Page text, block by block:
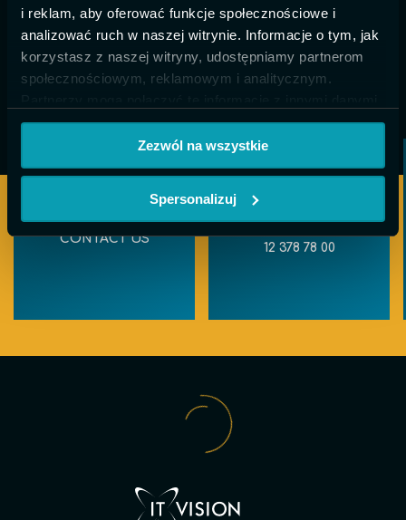
i reklam, aby oferować funkcje społecznościowe i
analizować ruch w naszej witrynie. Informacje o tym, jak
korzystasz z naszej witryny, udostępniamy partnerom
społecznościowym, reklamowym i analitycznym.
otrzymanymi od Ciebie lub uzyskanymi podczas
korzystania z ich usług.
Pokaż szczegóły
Zezwól na wszystkie
Spersonalizuj
CONTACT US
12 378 78 00